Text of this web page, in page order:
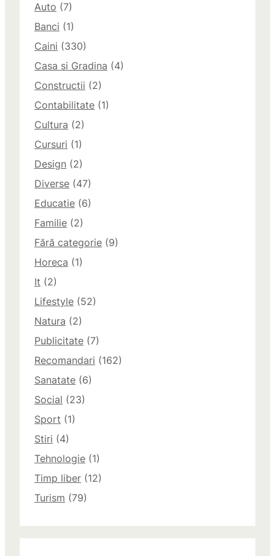
Auto (7)
Banci (1)
Caini (330)
Casa si Gradina (4)
Constructii (2)
Contabilitate (1)
Cultura (2)
Cursuri (1)
Design (2)
Diverse (47)
Educatie (6)
Familie (2)
Fără categorie (9)
Horeca (1)
It (2)
Lifestyle (52)
Natura (2)
Publicitate (7)
Recomandari (162)
Sanatate (6)
Social (23)
Sport (1)
Stiri (4)
Tehnologie (1)
Timp liber (12)
Turism (79)